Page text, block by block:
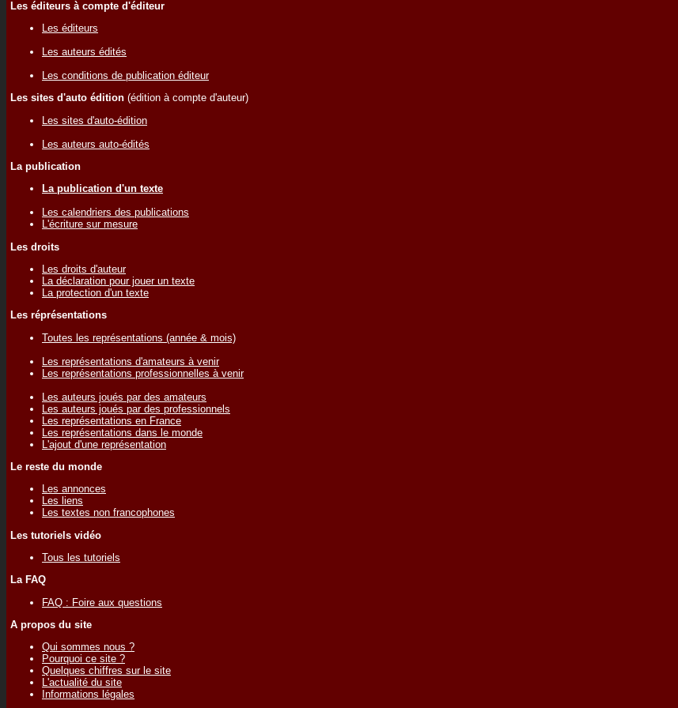
Les éditeurs à compte d'éditeur
Les éditeurs
Les auteurs édités
Les conditions de publication éditeur
Les sites d'auto édition (édition à compte d'auteur)
Les sites d'auto-édition
Les auteurs auto-édités
La publication
La publication d'un texte
Les calendriers des publications
L'écriture sur mesure
Les droits
Les droits d'auteur
La déclaration pour jouer un texte
La protection d'un texte
Les réprésentations
Toutes les représentations (année & mois)
Les représentations d'amateurs à venir
Les représentations professionnelles à venir
Les auteurs joués par des amateurs
Les auteurs joués par des professionnels
Les représentations en France
Les représentations dans le monde
L'ajout d'une représentation
Le reste du monde
Les annonces
Les liens
Les textes non francophones
Les tutoriels vidéo
Tous les tutoriels
La FAQ
FAQ : Foire aux questions
A propos du site
Qui sommes nous ?
Pourquoi ce site ?
Quelques chiffres sur le site
L'actualité du site
Informations légales